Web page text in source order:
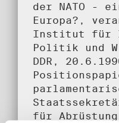
der NATO -
Europa?,
Institut für
Politik und
DDR,
für